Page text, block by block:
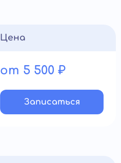
Цена
от 5 500 ₽
Записатьcя